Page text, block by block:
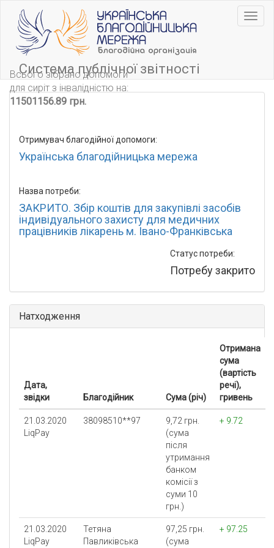
Система публічної звітності
Всього зібрано допомоги
для сиріт з інвалідністю на:
11501156.89 грн.
Отримувач благодійної допомоги:
Українська благодійницька мережа
Назва потреби:
ЗАКРИТО. Збір коштів для закупівлі засобів
індивідуального захисту для медичних
працівників лікарень м. Івано-Франківська
Статус потреби:
Потребу закрито
Натходження
Дата,
звідки
Благодійник Сума (річ)
Отримана
сума
(вартість
речі),
гривень
21.03.2020
LiqPay
38098510**97
9,72 грн.
(сума
після
утримання
банком
комісії з
суми 10
грн.)
+ 9.72
21.03.2020
LiqPay
Тетяна
Павликівська
97,25 грн.
(сума
+ 97.25